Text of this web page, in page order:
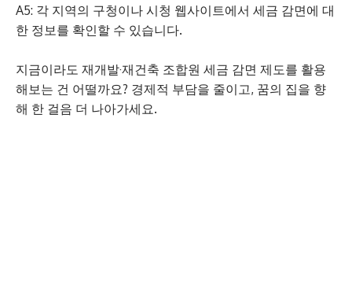
A5: 각 지역의 구청이나 시청 웹사이트에서 세금 감면에 대
한 정보를 확인할 수 있습니다.
지금이라도 재개발·재건축 조합원 세금 감면 제도를 활용
해보는 건 어떨까요? 경제적 부담을 줄이고, 꿈의 집을 향
해 한 걸음 더 나아가세요.